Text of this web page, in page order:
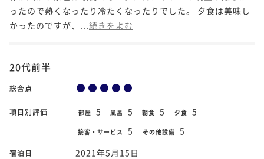
ったので熱くなったり冷たくなったりでした。 夕食は美味し
かったのですが、... 続きをよむ
20代前半
総合点
項目別評価 部屋 5 風呂 5 朝食 5 夕食 5
接客・サービス 5 その他設備 5
宿泊日 2021年5月15日